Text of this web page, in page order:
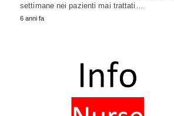
settimane nei pazienti mai trattati…
6 anni fa